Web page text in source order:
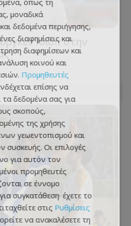
Κλοπ στην
όπως τη
μοναδικά
δεδομένα περιήγησης,
διαφημίσεις και
διαφημίσεων και
κοινού και
Προμηθευτές
επίσης να
τα δεδομένα σας για
σκοπούς,
της χρήσης
γεωεντοπισμού και
συσκευής. Οι επιλογές
για αυτόν τον
προμηθευτές
σε έννομο
συγκατάθεση· έχετε το
στις Ρυθμίσεις
να ανακαλέσετε τη